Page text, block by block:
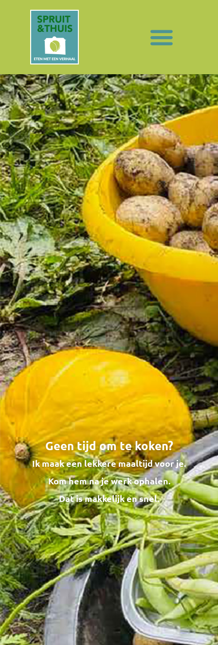
Geen tijd om te koken?
Ik maak een lekkere maaltijd voor je.
Kom hem na je werk ophalen.
Dat is makkelijk en snel.